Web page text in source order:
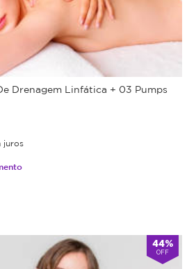
Drenagem Linfática + 03 Pumps
juros
44%
OFF